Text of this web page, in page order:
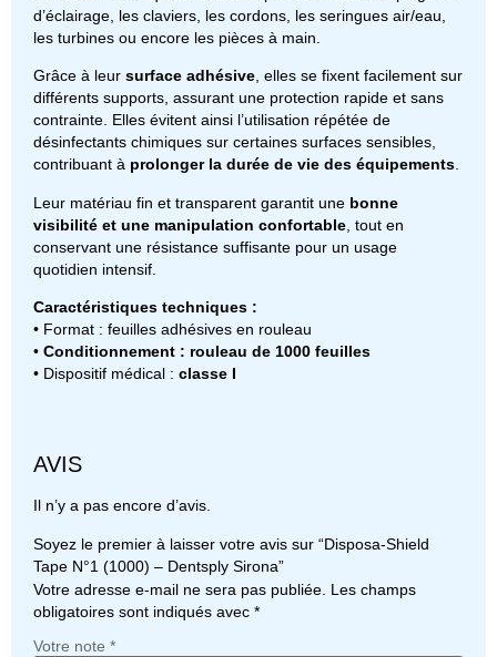
d’éclairage, les claviers, les cordons, les seringues air/eau,
les turbines ou encore les pièces à main.
Grâce à leur surface adhésive, elles se fixent facilement sur
différents supports, assurant une protection rapide et sans
contrainte. Elles évitent ainsi l’utilisation répétée de
désinfectants chimiques sur certaines surfaces sensibles,
contribuant à prolonger la durée de vie des équipements.
Leur matériau fin et transparent garantit une bonne
visibilité et une manipulation confortable , tout en
conservant une résistance suffisante pour un usage
quotidien intensif.
Caractéristiques techniques :
• Format : feuilles adhésives en rouleau
• Conditionnement : rouleau de 1000 feuilles
• Dispositif médical : classe I
AVIS
Il n’y a pas encore d’avis.
Soyez le premier à laisser votre avis sur “Disposa-Shield
Tape N°1 (1000) – Dentsply Sirona”
Votre adresse e-mail ne sera pas publiée. Les champs
obligatoires sont indiqués avec *
Votre note *